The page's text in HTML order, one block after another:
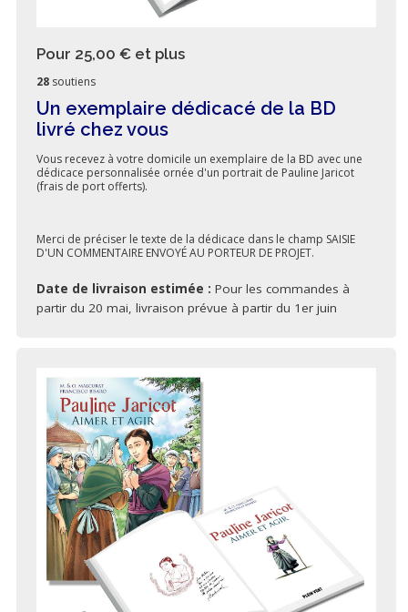
Pour 25,00 € et plus
28 soutiens
Un exemplaire dédicacé de la BD
livré chez vous
Vous recevez à votre domicile un exemplaire de la BD avec une
dédicace personnalisée ornée d'un portrait de Pauline Jaricot
(frais de port offerts).
Merci de préciser le texte de la dédicace dans le champ SAISIE
D'UN COMMENTAIRE ENVOYÉ AU PORTEUR DE PROJET.
Date de livraison estimée : Pour les commandes à
partir du 20 mai, livraison prévue à partir du 1er juin